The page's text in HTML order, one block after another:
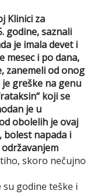
Klinici za
godine, saznali
je imala devet i
mesec i po dana,
zanemeli od onog
greške na genu
koji se
je u
obolelih je ovaj
bolest napada i
tiho, skoro nečujno
godine teške i